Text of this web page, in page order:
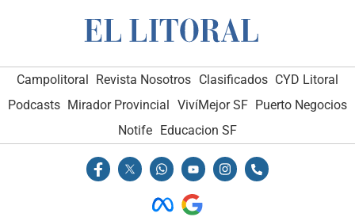
Campolitoral Revista Nosotros Clasificados CYD Litoral
Podcasts Mirador Provincial VivíMejor SF Puerto Negocios
Notife
Educacion SF